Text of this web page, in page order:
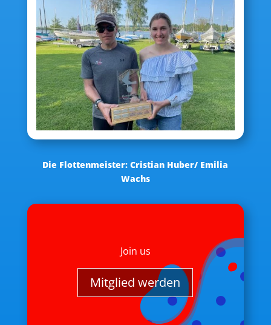
Die Flottenmeister: Cristian Huber/ Emilia
Wachs
Join us
Mitglied werden